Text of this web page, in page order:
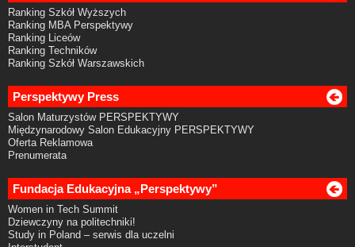
Ranking Szkół Wyższych
Ranking MBA Perspektywy
Ranking Liceów
Ranking Techników
Ranking Szkół Warszawskich
Perspektywy Press
Salon Maturzystów PERSPEKTYWY
Międzynarodowy Salon Edukacyjny PERSPEKTYWY
Oferta Reklamowa
Prenumerata
Fundacja Edukacyjna „Perspektywy”
Women in Tech Summit
Dziewczyny na politechniki!
Study in Poland – serwis dla uczelni